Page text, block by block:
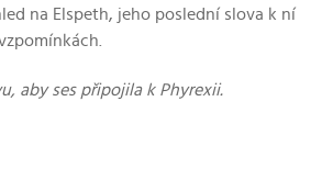
na Elspeth, jeho poslední slova k ní
aby ses připojila k Phyrexii.